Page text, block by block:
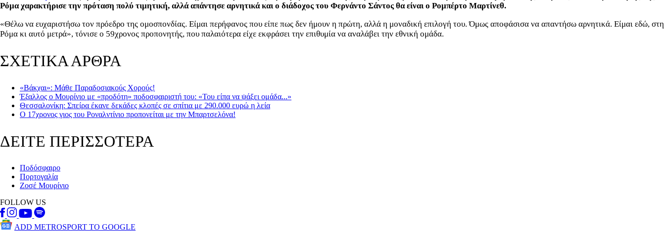
Ρόμα χαρακτήρισε την πρόταση πολύ τιμητική, αλλά απάντησε αρνητικά και ο διάδοχος του Φερνάντο Σάντος θα είναι ο Ρομπέρτο Μαρτίνεθ.
«Θέλω να ευχαριστήσω τον πρόεδρο της ομοσπονδίας. Είμαι περήφανος που είπε πως δεν ήμουν η πρώτη, αλλά η μοναδική επιλογή του. Όμως αποφάσισα να απαντήσω αρνητικά. Είμαι εδώ, στη
Ρόμα κι αυτό μετρά», τόνισε ο 59χρονος προπονητής, που παλαιότερα είχε εκφράσει την επιθυμία να αναλάβει την εθνική ομάδα.
ΣΧΕΤΙΚΑ ΑΡΘΡΑ
«Βάκχαι»: Μάθε Παραδοσιακούς Χορούς!
Έξαλλος ο Μουρίνιο με «προδότη» ποδοσφαιριστή του: «Του είπα να ψάξει ομάδα...»
Θεσσαλονίκη: Σπείρα έκανε δεκάδες κλοπές σε σπίτια με 290.000 ευρώ η λεία
Ο 17χρονος γιος του Ροναλντίνιο προπονείται με την Μπαρτσελόνα!
ΔΕΙΤΕ ΠΕΡΙΣΣΟΤΕΡΑ
Ποδόσφαιρο
Πορτογαλία
Ζοσέ Μουρίνιο
FOLLOW US
ADD METROSPORT TO GOOGLE